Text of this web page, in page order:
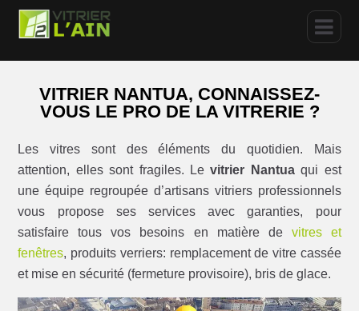
VITRIER NANTUA, CONNAISSEZ-
VOUS LE PRO DE LA VITRERIE ?
Les vitres sont des éléments du quotidien. Mais
attention, elles sont fragiles. Levitrier Nantuaqui est
une équipe regroupée d’artisans vitriers professionnels
vous propose ses services avec garanties, pour
satisfaire tous vos besoins en matière de vitres et
fenêtres, produits verriers: remplacement de vitre cassée
et mise en sécurité (fermeture provisoire), bris de glace.